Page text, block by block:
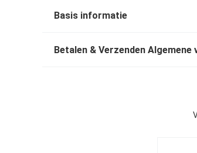
Basis informatie
Betalen & Verzenden Algemene